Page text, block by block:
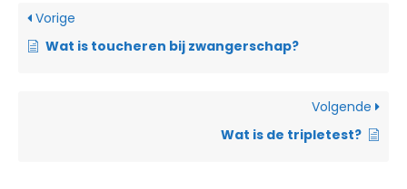
Vorige
Wat is toucheren bij zwangerschap?
Volgende
Wat is de tripletest?